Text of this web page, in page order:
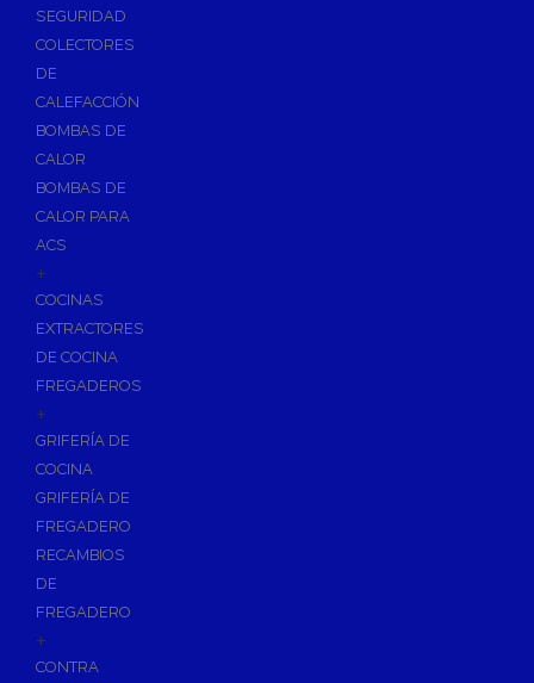
SEGURIDAD
COLECTORES
DE
CALEFACCIÓN
BOMBAS DE
CALOR
BOMBAS DE
CALOR PARA
ACS
+
COCINAS
EXTRACTORES
DE COCINA
FREGADEROS
+
GRIFERÍA DE
COCINA
GRIFERÍA DE
FREGADERO
RECAMBIOS
DE
FREGADERO
+
CONTRA